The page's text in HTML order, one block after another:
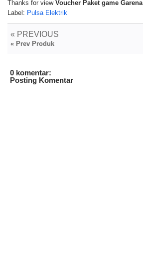
Thanks for view Voucher Paket game Garena
Label: Pulsa Elektrik
« PREVIOUS
« Prev Produk
0 komentar:
Posting Komentar